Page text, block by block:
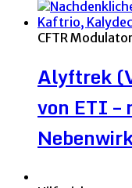
CFTR
Alyftrek
von ETI –